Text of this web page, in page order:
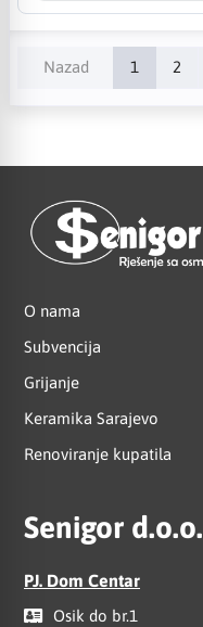
Nazad 1 2
O nama
Subvencija
Grijanje
Keramika Sarajevo
Renoviranje kupatila
Senigor d.o.o.
PJ. Dom Centar
Osik do br.1